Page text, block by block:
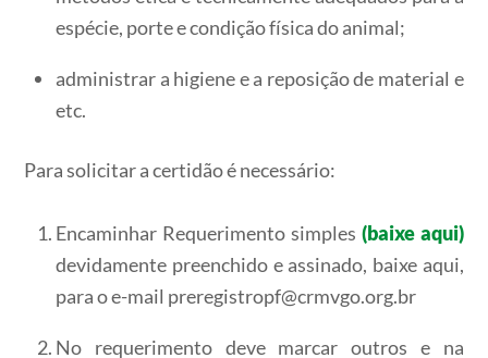
espécie, porte e condição física do animal;
administrar a higiene e a reposição de material e
etc.
Para solicitar a certidão é necessário:
Encaminhar Requerimento simples (baixe aqui)
devidamente preenchido e assinado, baixe aqui,
para o e-mail preregistropf@crmvgo.org.br
No requerimento deve marcar outros e na